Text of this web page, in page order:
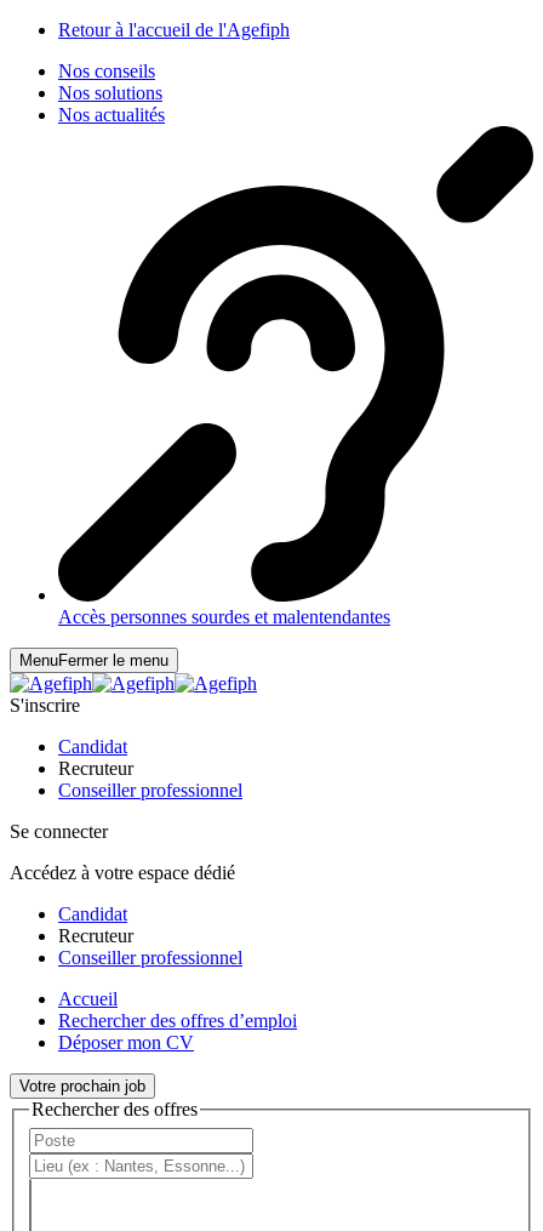
Retour à l'accueil de l'Agefiph
Nos conseils
Nos solutions
Nos actualités
Accès personnes sourdes et malentendantes
MenuFermer le menu
S'inscrire
Candidat
Recruteur
Conseiller professionnel
Se connecter
Accédez à votre espace dédié
Candidat
Recruteur
Conseiller professionnel
Accueil
Rechercher des offres d’emploi
Déposer mon CV
Votre prochain job
Rechercher des offres